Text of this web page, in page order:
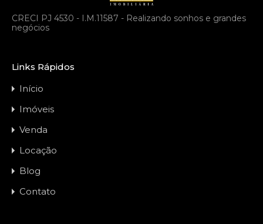
CRECI PJ 4530 - I.M.11587 - Realizando sonhos e grandes
negócios
Links Rápidos
Início
Imóveis
Venda
Locação
Blog
Contato